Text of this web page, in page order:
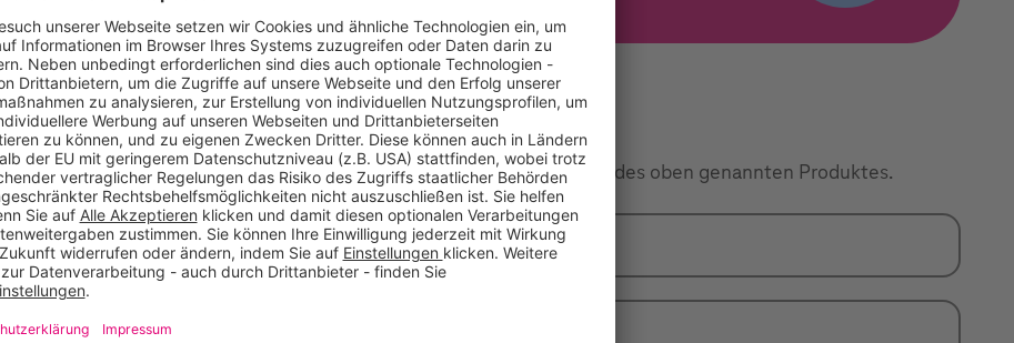
deine Angaben. Dies bedeutet für dich keinen Vertragsabschluss des oben genannten Produktes.
Name*
Name